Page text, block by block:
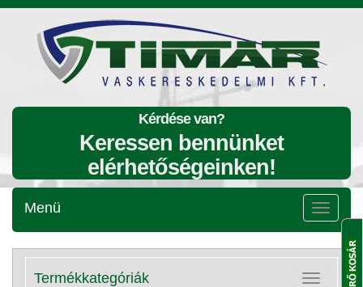
Kérdése van?
Keressen bennünket
elérhetőségeinken!
Menü
Menü
Kategóriák
Termékkategóriák